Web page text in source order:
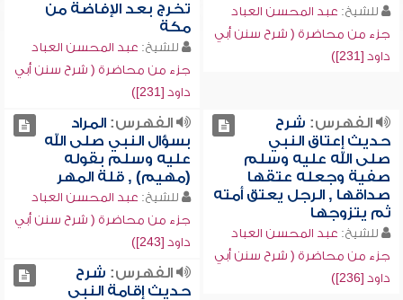
للشيخ: عبد المحسن العباد
جزء من محاضرة ( شرح سنن أبي
داود [231])
تخرج بعد الإفاضة من
مكة
للشيخ: عبد المحسن العباد
جزء من محاضرة ( شرح سنن أبي
داود [231])
الفهرس: شرح
حديث إعتاق النبي
صلى الله عليه وسلم
صفية وجعله عتقها
صداقها , الرجل يعتق أمته
ثم يتزوجها
للشيخ: عبد المحسن العباد
جزء من محاضرة ( شرح سنن أبي
داود [236])
الفهرس:المراد
بسؤال النبي صلى الله
عليه وسلم بقوله
(مهيم) , قلة المهر
للشيخ: عبد المحسن العباد
جزء من محاضرة ( شرح سنن أبي
داود [243])
الفهرس: شرح
حديث إقامة النبي